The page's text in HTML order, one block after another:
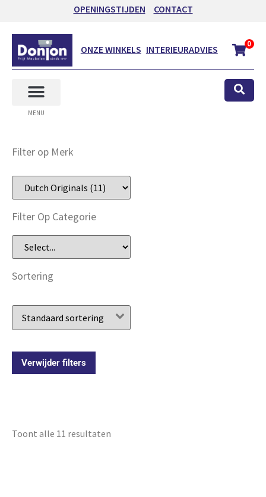
OPENINGSTIJDEN CONTACT
ONZE WINKELS INTERIEURADVIES 0
MENU
Filter op Merk
Filter Op Categorie
Sortering
Verwijder filters
Toont alle 11 resultaten